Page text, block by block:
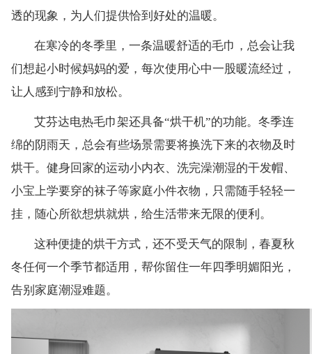
透的现象，为人们提供恰到好处的温暖。
在寒冷的冬季里，一条温暖舒适的毛巾，总会让我
们想起小时候妈妈的爱，每次使用心中一股暖流经过，
让人感到宁静和放松。
艾芬达电热毛巾架还具备“烘干机”的功能。冬季连
绵的阴雨天，总会有些场景需要将换洗下来的衣物及时
烘干。健身回家的运动小内衣、洗完澡潮湿的干发帽、
小宝上学要穿的袜子等家庭小件衣物，只需随手轻轻一
挂，随心所欲想烘就烘，给生活带来无限的便利。
这种便捷的烘干方式，还不受天气的限制，春夏秋
冬任何一个季节都适用，帮你留住一年四季明媚阳光，
告别家庭潮湿难题。